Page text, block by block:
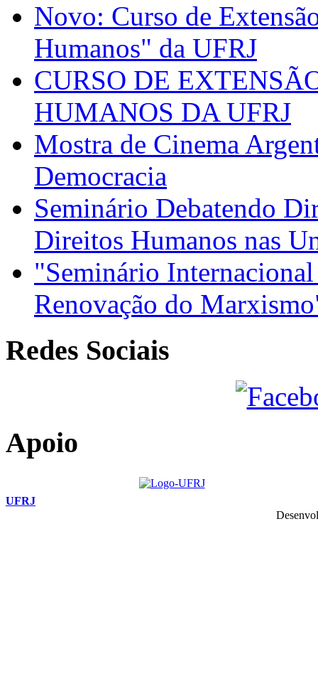
Novo: Curso de
Humanos" da UFRJ
CURSO DE
HUMANOS DA UFRJ
Mostra de Cinema
Democracia
Seminário Debatendo
Direitos Humanos nas
"Seminário
Renovação do
Redes Sociais
Apoio
UFRJ